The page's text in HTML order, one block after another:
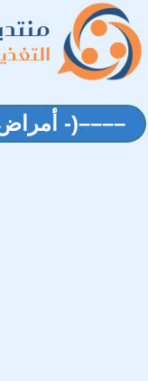
––––(-